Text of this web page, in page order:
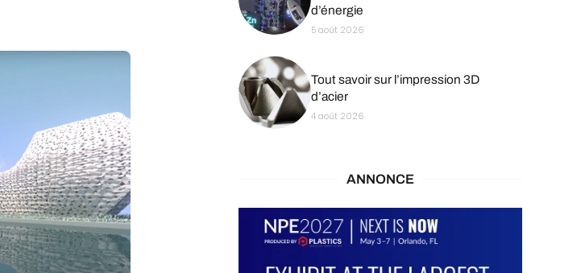
d’énergie
5 août 2026
Tout savoir sur l’impression 3D
d’acier
4 août 2026
ANNONCE